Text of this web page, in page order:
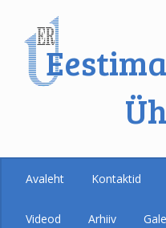
Avaleht Kontaktid
Videod Arhiiv